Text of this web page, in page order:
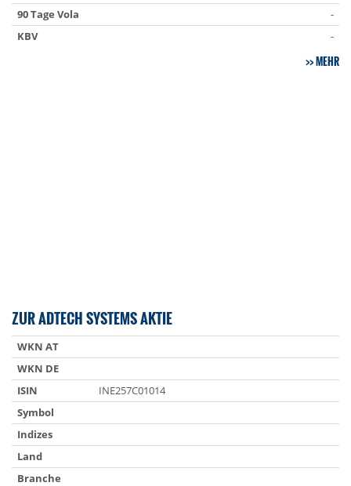
90 Tage Vola
-
KBV
-
MEHR
ZUR ADTECH SYSTEMS AKTIE
WKN AT
WKN DE
ISIN
INE257C01014
Symbol
Indizes
Land
Branche